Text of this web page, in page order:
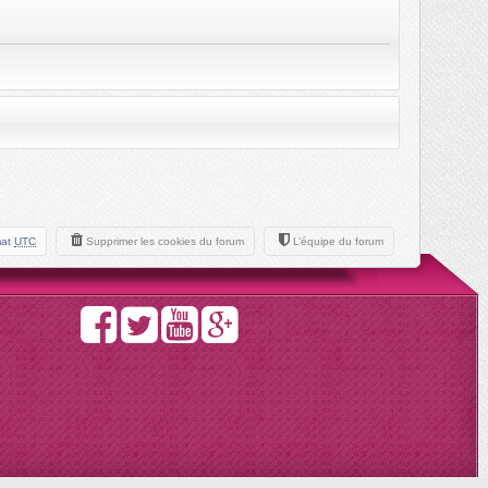
UTC Supprimer les cookies du forum L’équipe du forum